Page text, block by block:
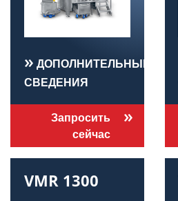
ДОПОЛНИТЕЛЬНЫЕ
СВЕДЕНИЯ
Запросить
сейчас
VMR 1300